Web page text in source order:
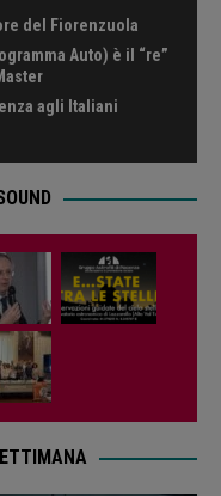
del Fiorenzuola
Auto) è il “re”
agli Italiani